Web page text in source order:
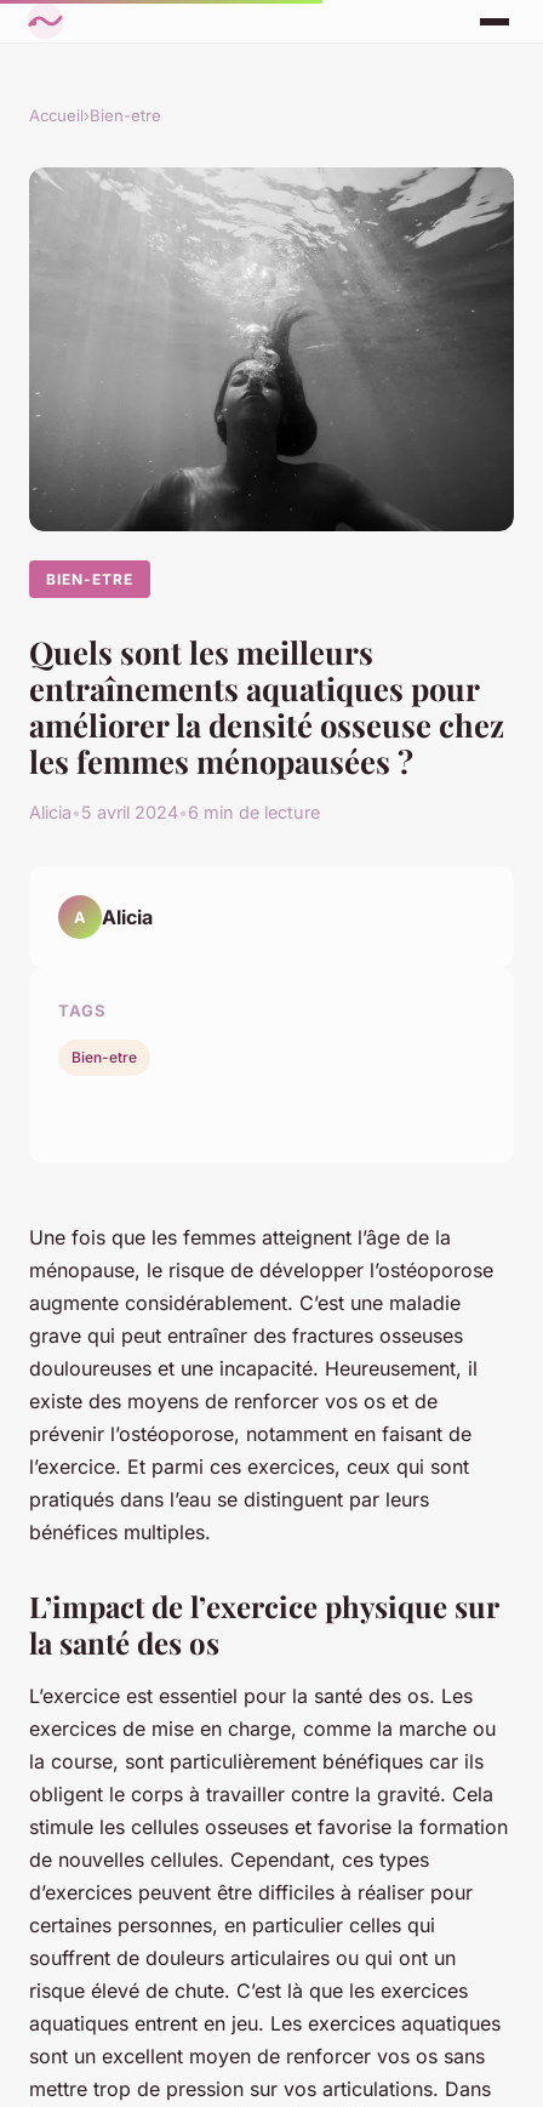
Accueil›Bien-etre
BIEN-ETRE
Quels sont les meilleurs
entraînements aquatiques pour
améliorer la densité osseuse chez
les femmes ménopausées ?
Alicia•5 avril 2024•6 min de lecture
Une fois que les femmes atteignent l’âge de la
ménopause, le risque de développer l’ostéoporose
augmente considérablement. C’est une maladie
grave qui peut entraîner des fractures osseuses
douloureuses et une incapacité. Heureusement, il
existe des moyens de renforcer vos os et de
prévenir l’ostéoporose, notamment en faisant de
l’exercice. Et parmi ces exercices, ceux qui sont
pratiqués dans l’eau se distinguent par leurs
bénéfices multiples.
L’impact de l’exercice physique sur
la santé des os
L’exercice est essentiel pour la santé des os. Les
exercices de mise en charge, comme la marche ou
la course, sont particulièrement bénéfiques car ils
obligent le corps à travailler contre la gravité. Cela
stimule les cellules osseuses et favorise la formation
de nouvelles cellules. Cependant, ces types
d’exercices peuvent être difficiles à réaliser pour
certaines personnes, en particulier celles qui
souffrent de douleurs articulaires ou qui ont un
risque élevé de chute. C’est là que les exercices
aquatiques entrent en jeu. Les exercices aquatiques
sont un excellent moyen de renforcer vos os sans
mettre trop de pression sur vos articulations. Dans
A Alicia
TAGS
Bien-etre